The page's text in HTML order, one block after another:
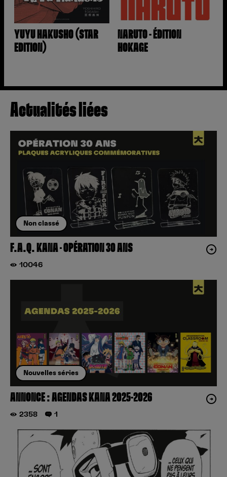
YUYU HAKUSHO (STAR
EDITION)
NARUTO - ÉDITION
HOKAGE
Actualités liées
Non classé
F.A.Q. KANA – OPÉRATION 30 ANS
10046
Nouvelles séries
ANNONCE : AGENDAS KANA 2025-2026
2358 1